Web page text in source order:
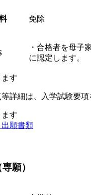
免除
・合格者を母子
に認定します。
す
詳細は、入学試験要項
す
出願書類
願）